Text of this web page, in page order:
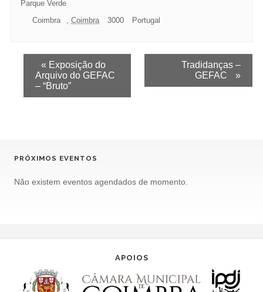
Parque Verde
Coimbra
, Coimbra 3000 Portugal
o
a
g
« Exposição do
Arquivo do GEFAC
– “Bruto”
Tradidanças –
GEFAC
»
PRÓXIMOS EVENTOS
Não existem eventos agendados de momento.
APOIOS